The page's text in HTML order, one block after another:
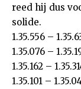
reed hij dus
solide.
1.35.556 –
1.35.076 –
1.35.162 –
1.35.101 –